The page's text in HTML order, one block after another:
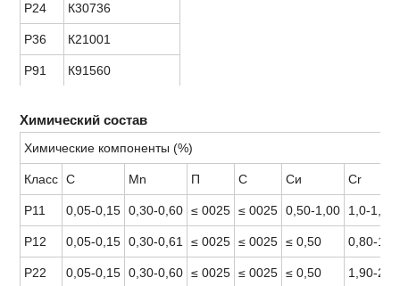
Р24 К30736
Р36 К21001
Р91 К91560
Химический состав
Химические компоненты (%)
Класс С Mn П С Си Cr
Р11 0,05-0,15 0,30-0,60 ≤ 0025 ≤ 0025 0,50-1,00 1,0-1,50
Р12 0,05-0,15 0,30-0,61 ≤ 0025 ≤ 0025 ≤ 0,50 0,80-
Р22 0,05-0,15 0,30-0,60 ≤ 0025 ≤ 0025 ≤ 0,50 1,90-